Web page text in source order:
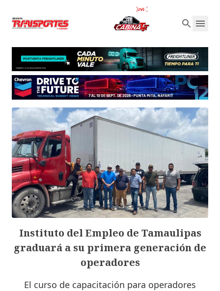
Instituto del Empleo de Tamaulipas
graduará a su primera generación de
operadores
El curso de capacitación para operadores